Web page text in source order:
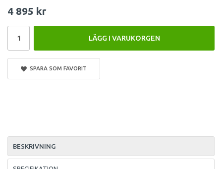
4 895 kr
LÄGG I VARUKORGEN
SPARA SOM FAVORIT
BESKRIVNING